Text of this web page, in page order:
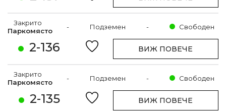
2-136
Закрито
Паркомясто
- Подземен - Свободен
ВИЖ ПОВЕЧЕ
2-135
Закрито
Паркомясто
- Подземен - Свободен
ВИЖ ПОВЕЧЕ